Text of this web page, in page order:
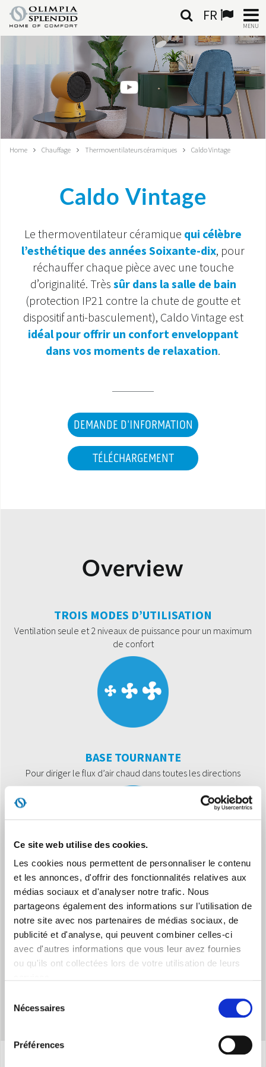
Ce site web utilise des cookies.
Les cookies nous permettent de personnaliser le contenu
et les annonces, d'offrir des fonctionnalités relatives aux
médias sociaux et d'analyser notre trafic. Nous
partageons également des informations sur l'utilisation de
notre site avec nos partenaires de médias sociaux, de
publicité et d'analyse, qui peuvent combiner celles-ci
avec d'autres informations que vous leur avez fournies
ou qu'ils ont collectées lors de votre utilisation de leurs
Nécessaires
Préférences
FR
MENU
CLIMATISATION
CHAUFFAGE
SYSTÈMES INTÉGRÉS
MONDE OS
SAV ET GARANTIE
DOCUMENTATIONS
Home Chauffage Thermoventilateurs céramiques Caldo Vintage
Caldo Vintage
Le thermoventilateur céramique qui célèbre
l’esthétique des années Soixante-dix, pour
réchauffer chaque pièce avec une touche
d’originalité. Très sûr dans la salle de bain
(protection IP21 contre la chute de goutte et
dispositif anti-basculement), Caldo Vintage est
idéal pour offrir un confort enveloppant
dans vos moments de relaxation.
DEMANDE D'INFORMATION
TÉLÉCHARGEMENT
Overview
TROIS MODES D’UTILISATION
Ventilation seule et 2 niveaux de puissance pour un maximum
de confort
BASE TOURNANTE
Pour diriger le flux d’air chaud dans toutes les directions
SYSTEME SECURISE
Protection IP21 contre la chute de gouttes d'eau et dispositif
anti-basculement